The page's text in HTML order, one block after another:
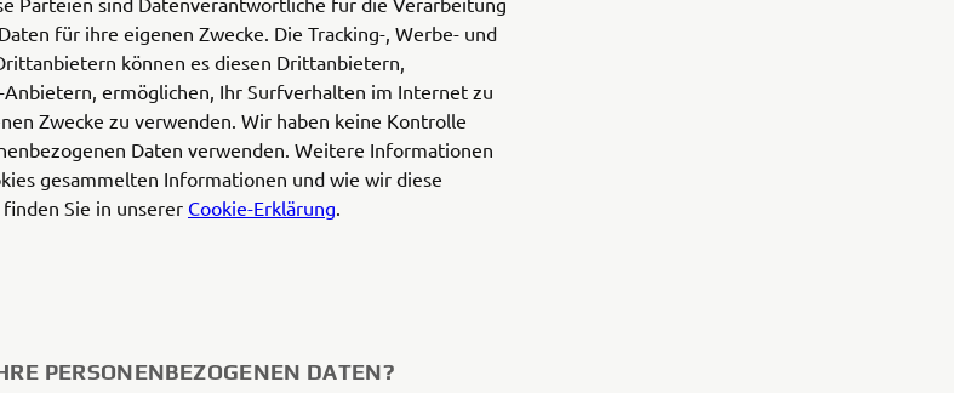
für ihre eigenen Zwecke. Die Tracking-, Werbe- und
können es diesen Drittanbietern,
Anbietern, ermöglichen, Ihr Surfverhalten im Internet zu
Zwecke zu verwenden. Wir haben keine Kontrolle
Daten verwenden. Weitere Informationen
gesammelten Informationen und wie wir diese
Sie in unserer Cookie-Erklärung.
PERSONENBEZOGENEN DATEN?